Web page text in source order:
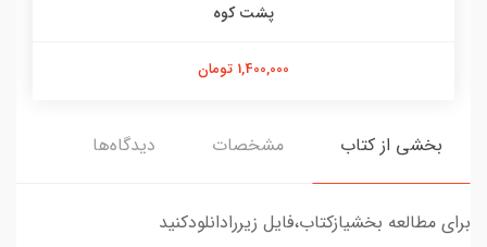
پشت کوه
1,400,000 تومان
بخشی از کتاب مشخصات دیدگاه‌ها
برای مطالعه بخشیازکتاب،فایل زیررادانلودکنید